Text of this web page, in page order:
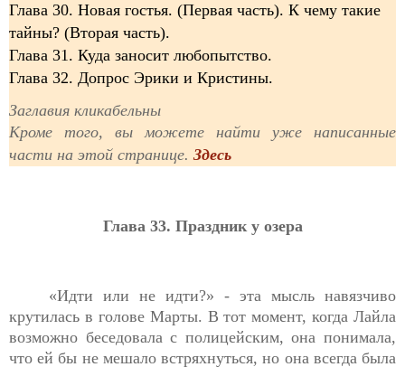
Глава 30. Новая гостья. (Первая часть). К чему такие
тайны? (Вторая часть).
Глава 31. Куда заносит любопытство.
Глава 32. Допрос Эрики и Кристины.
Заглавия кликабельны
Кроме того, вы можете найти уже написанные
части на этой странице. Здесь
Глава 33. Праздник у озера
«Идти или не идти?» - эта мысль навязчиво
крутилась в голове Марты. В тот момент, когда Лайла
возможно беседовала с полицейским, она понимала,
что ей бы не мешало встряхнуться, но она всегда была